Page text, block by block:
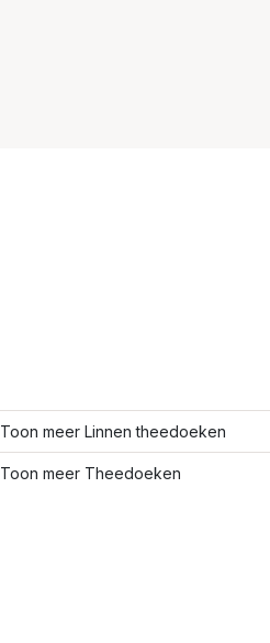
Toon meer Linnen theedoeken
Toon meer Theedoeken